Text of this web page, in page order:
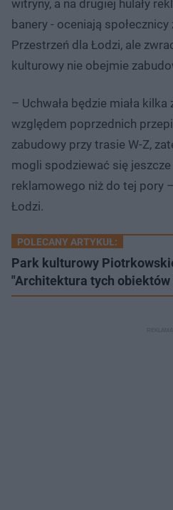
witryny, a na drugiej hulały
banery - oceniają
Przestrzeń dla Łodzi, ale
kulturowy nie obejmie
– Uchwała będzie miała
względem poprzednich
zabudowy przy trasie W-Z,
mogli spodziewać się
reklamowego niż do tej pory
Łodzi.
POLECANY ARTYKUŁ:
Park kulturowy
"Architektura tych